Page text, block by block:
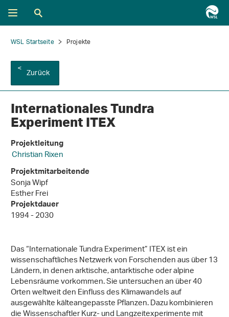
WSL Startseite Projekte
Zurück
Internationales Tundra
Experiment ITEX
Projektleitung
Christian Rixen
Projektmitarbeitende
Sonja Wipf
Esther Frei
Projektdauer
1994 - 2030
Das “Internationale Tundra Experiment” ITEX ist ein
wissenschaftliches Netzwerk von Forschenden aus über 13
Ländern, in denen arktische, antarktische oder alpine
Lebensräume vorkommen. Sie untersuchen an über 40
Orten weltweit den Einfluss des Klimawandels auf
ausgewählte kälteangepasste Pflanzen. Dazu kombinieren